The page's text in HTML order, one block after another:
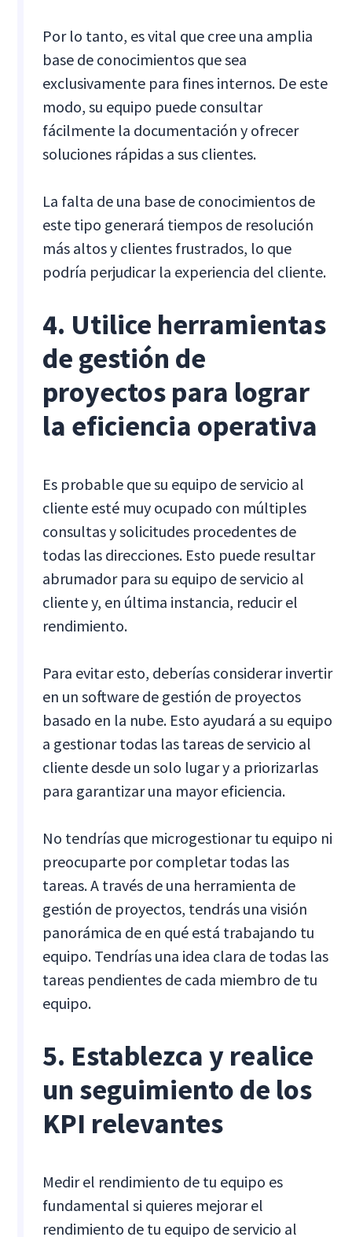
Por lo tanto, es vital que cree una amplia
base de conocimientos que sea
exclusivamente para fines internos. De este
modo, su equipo puede consultar
fácilmente la documentación y ofrecer
soluciones rápidas a sus clientes.
La falta de una base de conocimientos de
este tipo generará tiempos de resolución
más altos y clientes frustrados, lo que
podría perjudicar la experiencia del cliente.
4. Utilice herramientas
de gestión de
proyectos para lograr
la eficiencia operativa
Es probable que su equipo de servicio al
cliente esté muy ocupado con múltiples
consultas y solicitudes procedentes de
todas las direcciones. Esto puede resultar
abrumador para su equipo de servicio al
cliente y, en última instancia, reducir el
rendimiento.
Para evitar esto, deberías considerar invertir
en un software de gestión de proyectos
basado en la nube. Esto ayudará a su equipo
a gestionar todas las tareas de servicio al
cliente desde un solo lugar y a priorizarlas
para garantizar una mayor eficiencia.
No tendrías que microgestionar tu equipo ni
preocuparte por completar todas las
tareas. A través de una herramienta de
gestión de proyectos, tendrás una visión
panorámica de en qué está trabajando tu
equipo. Tendrías una idea clara de todas las
tareas pendientes de cada miembro de tu
equipo.
5. Establezca y realice
un seguimiento de los
KPI relevantes
Medir el rendimiento de tu equipo es
fundamental si quieres mejorar el
rendimiento de tu equipo de servicio al